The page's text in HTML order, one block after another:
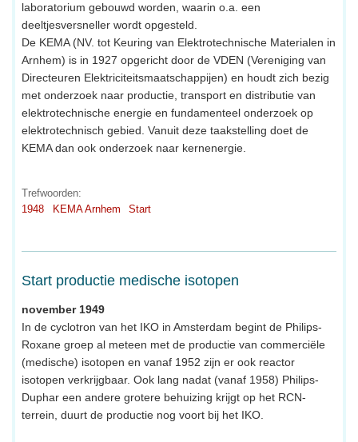
laboratorium gebouwd worden, waarin o.a. een
deeltjesversneller wordt opgesteld.
De KEMA (NV. tot Keuring van Elektrotechnische Materialen in
Arnhem) is in 1927 opgericht door de VDEN (Vereniging van
Directeuren Elektriciteitsmaatschappijen) en houdt zich bezig
met onderzoek naar productie, transport en distributie van
elektrotechnische energie en fundamenteel onderzoek op
elektrotechnisch gebied. Vanuit deze taakstelling doet de
KEMA dan ook onderzoek naar kernenergie.
Trefwoorden:
1948
KEMA Arnhem Start
Start productie medische isotopen
november 1949
In de cyclotron van het IKO in Amsterdam begint de Philips-
Roxane groep al meteen met de productie van commerciële
(medische) isotopen en vanaf 1952 zijn er ook reactor
isotopen verkrijgbaar. Ook lang nadat (vanaf 1958) Philips-
Duphar een andere grotere behuizing krijgt op het RCN-
terrein, duurt de productie nog voort bij het IKO.